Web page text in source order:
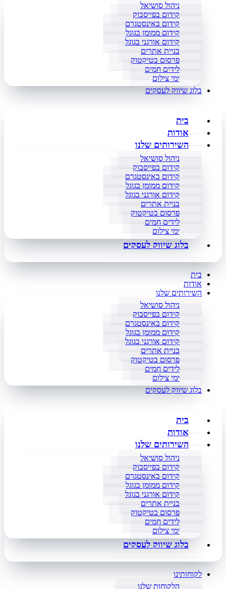
ניהול סושיאל
קידום בפייסבוק
קידום באינסטגרם
קידום ממומן בגוגל
קידום אורגני בגוגל
בניית אתרים
פרסום בטיקטוק
לידים חמים
ימי צילום
בלוג שיווק לעסקים
בית
אודות
השירותים שלנו
ניהול סושיאל
קידום בפייסבוק
קידום באינסטגרם
קידום ממומן בגוגל
קידום אורגני בגוגל
בניית אתרים
פרסום בטיקטוק
לידים חמים
ימי צילום
בלוג שיווק לעסקים
בית
אודות
השירותים שלנו
ניהול סושיאל
קידום בפייסבוק
קידום באינסטגרם
קידום ממומן בגוגל
קידום אורגני בגוגל
בניית אתרים
פרסום בטיקטוק
לידים חמים
ימי צילום
בלוג שיווק לעסקים
בית
אודות
השירותים שלנו
ניהול סושיאל
קידום בפייסבוק
קידום באינסטגרם
קידום ממומן בגוגל
קידום אורגני בגוגל
בניית אתרים
פרסום בטיקטוק
לידים חמים
ימי צילום
בלוג שיווק לעסקים
לקוחותינו
הלקוחות שלנו